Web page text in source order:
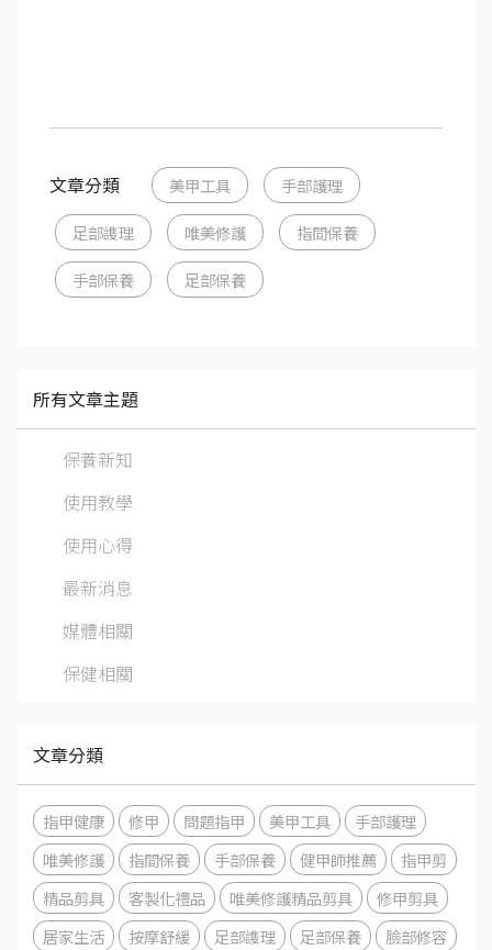
文章分類 美甲工具 手部護理
足部謢理 唯美修護 指間保養
手部保養 足部保養
所有文章主題
保養新知
使用教學
使用心得
最新消息
媒體相關
保健相關
文章分類
指甲健康 修甲 問題指甲 美甲工具
手部護理
唯美修護
指間保養 手部保養 健甲師推薦
指甲剪
精品剪具
客製化禮品 唯美修護精品剪具
修甲剪具
居家生活
按摩舒緩 足部謢理 足部保養 臉部修容